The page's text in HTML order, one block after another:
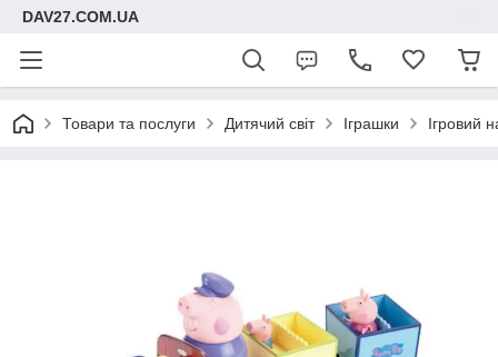
DAV27.COM.UA
Товари та послуги Дитячий світ Іграшки Ігровий